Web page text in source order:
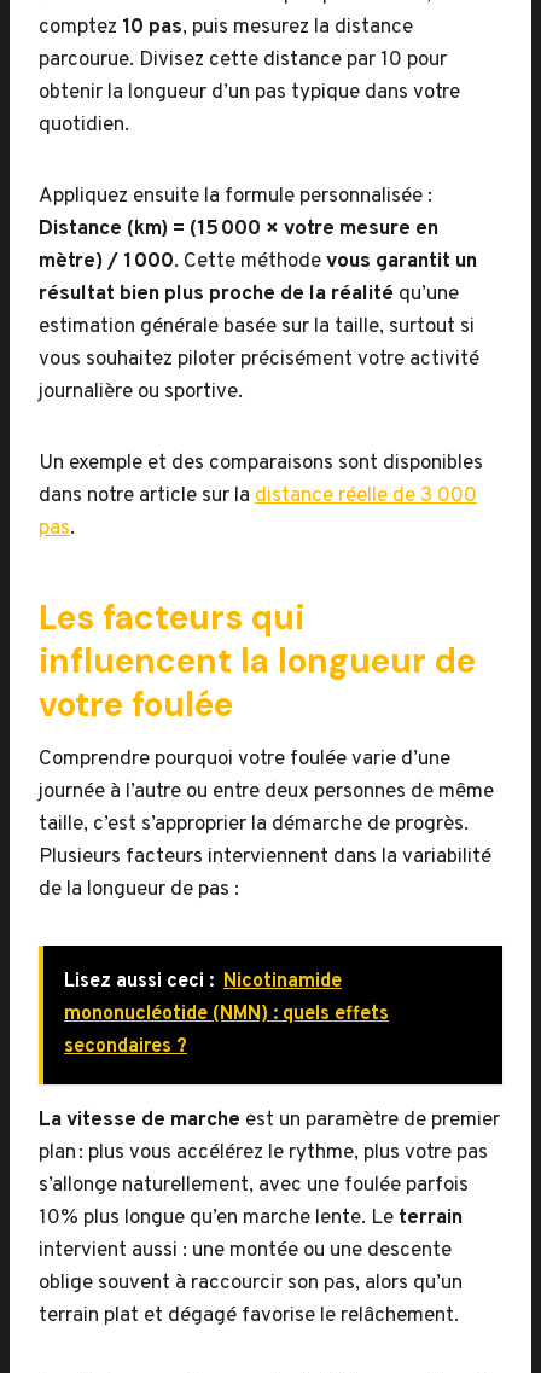
comptez 10 pas, puis mesurez la distance
parcourue. Divisez cette distance par 10 pour
obtenir la longueur d’un pas typique dans votre
quotidien.
Appliquez ensuite la formule personnalisée :
Distance (km) = (15 000 × votre mesure en
mètre) / 1 000. Cette méthodevous garantit un
résultat bien plus proche de la réalité qu’une
estimation générale basée sur la taille, surtout si
vous souhaitez piloter précisément votre activité
journalière ou sportive.
Un exemple et des comparaisons sont disponibles
dans notre article sur la distance réelle de 3 000
pas.
Les facteurs qui
influencent la longueur de
votre foulée
Comprendre pourquoi votre foulée varie d’une
journée à l’autre ou entre deux personnes de même
taille, c’est s’approprier la démarche de progrès.
Plusieurs facteurs interviennent dans la variabilité
de la longueur de pas :
Lisez aussi ceci : Nicotinamide
mononucléotide (NMN) : quels effets
secondaires ?
La vitesse de marche est un paramètre de premier
plan : plus vous accélérez le rythme, plus votre pas
s’allonge naturellement, avec une foulée parfois
10% plus longue qu’en marche lente. Le terrain
intervient aussi : une montée ou une descente
oblige souvent à raccourcir son pas, alors qu’un
terrain plat et dégagé favorise le relâchement.